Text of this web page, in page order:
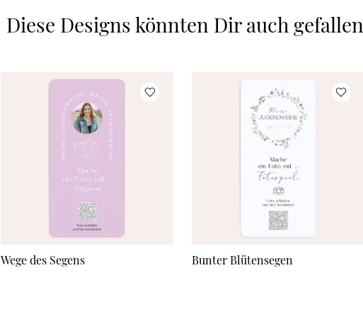
Diese Designs könnten Dir auch gefallen
Wege des Segens Bunter Blütensegen